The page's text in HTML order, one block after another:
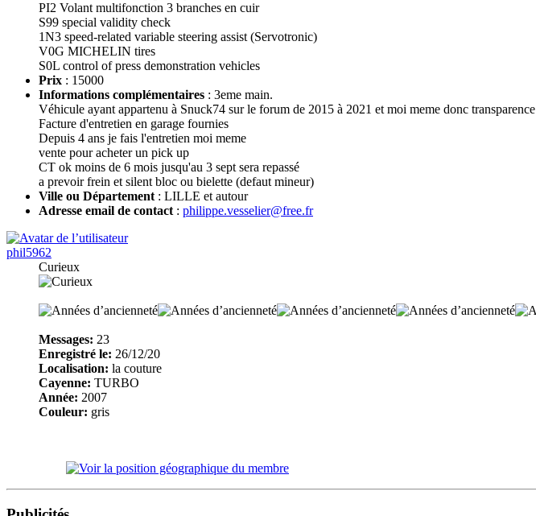
PI2 Volant multifonction 3 branches en cuir
S99 special validity check
1N3 speed-related variable steering assist (Servotronic)
V0G MICHELIN tires
S0L control of press demonstration vehicles
Prix : 15000
Informations complémentaires : 3eme main.
Véhicule ayant appartenu à Snuck74 sur le forum de 2015 à 2021 et moi meme donc transparence
Facture d'entretien en garage fournies
Depuis 4 ans je fais l'entretien moi meme
vente pour acheter un pick up
CT ok moins de 6 mois jusqu'au 3 sept sera repassé
a prevoir frein et silent bloc ou bielette (defaut mineur)
Ville ou Département : LILLE et autour
Adresse email de contact : philippe.vesselier@free.fr
phil5962
Curieux
Messages: 23
Enregistré le: 26/12/20
Localisation: la couture
Cayenne: TURBO
Année: 2007
Couleur: gris